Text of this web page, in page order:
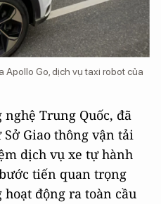
Go, dịch vụ taxi robot của
Trung Quốc, đã
Giao thông vận tải
dịch vụ xe tự hành
tiến quan trọng
động ra toàn cầu